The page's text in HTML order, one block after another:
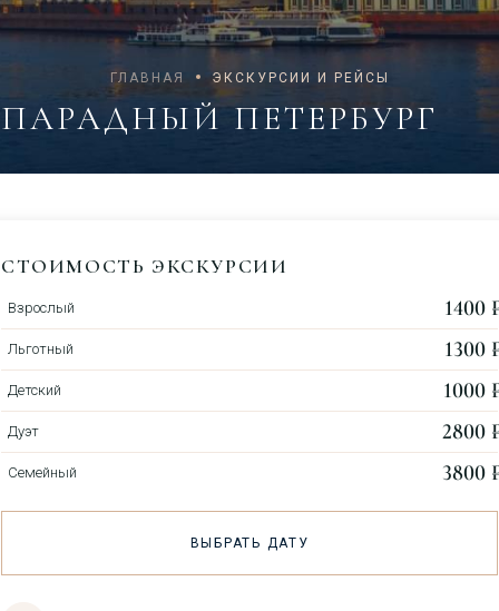
ГЛАВНАЯ ЭКСКУРСИИ И РЕЙСЫ
ПАРАДНЫЙ ПЕТЕРБУРГ
СТОИМОСТЬ ЭКСКУРСИИ
Взрослый 1400 ₽
Льготный 1300 ₽
Детский 1000 ₽
Дуэт 2800 ₽
Семейный 3800 ₽
ВЫБРАТЬ ДАТУ